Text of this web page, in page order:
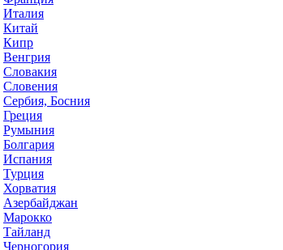
Италия
Китай
Кипр
Венгрия
Словакия
Словения
Сербия, Босния
Греция
Румыния
Болгария
Испания
Турция
Хорватия
Азербайджан
Марокко
Тайланд
Черногория